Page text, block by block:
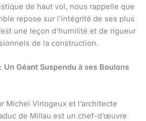
de haut vol, nous rappelle que
repose sur l’intégrité de ses plus
une leçon d’humilité et de rigueur
de la construction.
Un Géant Suspendu à ses Boulons
Michel Virlogeux et l’architecte
de Millau est un chef-d’œuvre